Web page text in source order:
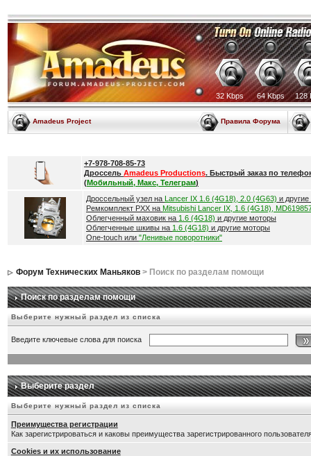
32 Kbps 64 Kbps 128
Amadeus Project Правила Форума
+7-978-708-85-73
Дроссель Amadeus Productions. Быстрый заказ по
(Мобильный, Макс, Телеграм)
Дроссельный узел на Lancer IX 1.6 (4G18), 2.0 (4G63) и
Ремкомплект РХХ на Mitsubishi Lancer IX, 1.6 (4G18),
Облегченный маховик на 1.6 (4G18) и другие моторы
Облегченные шкивы на 1.6 (4G18) и другие моторы
One-touch или "Ленивые поворотники"
Форум Технических Маньяков> Поиск по разделам помощи
Поиск по разделам помощи
Выберите нужный раздел из списка
Введите ключевые слова для поиска
Выберите раздел
Выберите нужный раздел из списка
Преимущества регистрации
Как зарегистрироваться и каковы преимущества зарегистрированного
Cookies и их использование